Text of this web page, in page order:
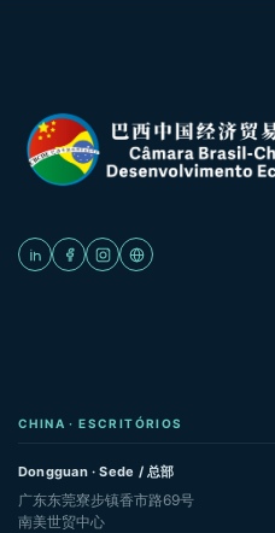
CHINA · ESCRITÓRIOS
Dongguan · Sede / 总部
广东东莞寮步镇香市路69号
南美世贸中心